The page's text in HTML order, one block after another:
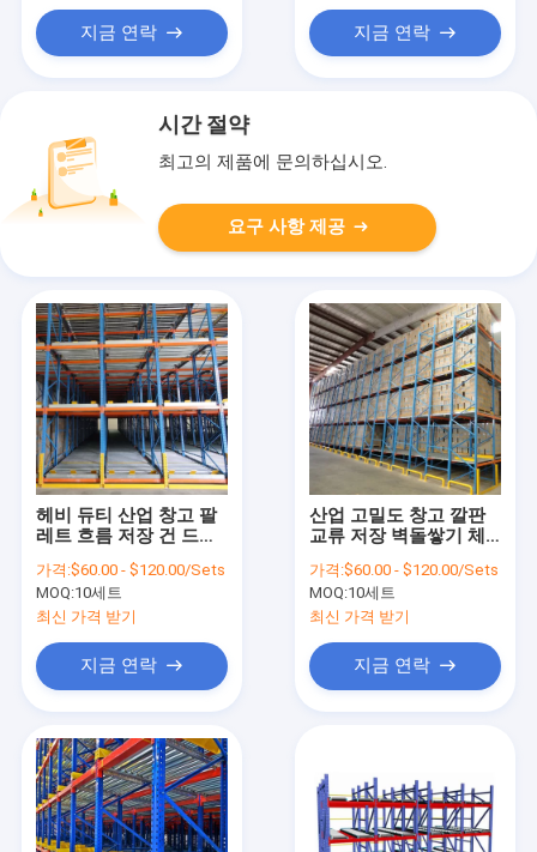
지금 연락 지금 연락
시간 절약
최고의 제품에 문의하십시오.
요구 사항 제공
헤비 듀티 산업 창고 팔
레트 흐름 저장 건 드리
가격:$60.00 - $120.00/Sets
MOQ:10세트
최신 가격 받기
지금 연락
산업 고밀도 창고 깔판
교류 저장 벽돌쌓기 체
가격:$60.00 - $120.00/Sets
MOQ:10세트
최신 가격 받기
지금 연락